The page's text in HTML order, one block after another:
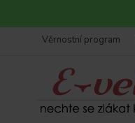
Věrnostní program